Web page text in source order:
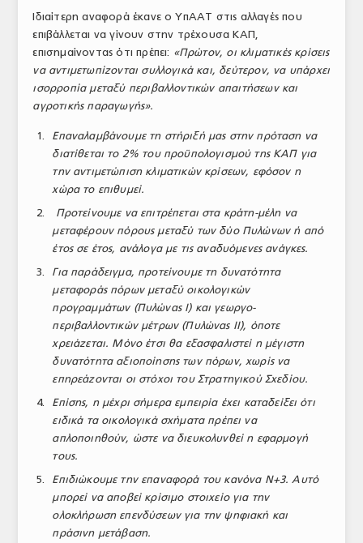
Ιδιαίτερη αναφορά έκανε ο ΥπΑΑΤ στις αλλαγές που
επιβάλλεται να γίνουν στην τρέχουσα ΚΑΠ,
επισημαίνοντας ότι πρέπει: «Πρώτον, οι κλιματικές κρίσεις
να αντιμετωπίζονται συλλογικά και, δεύτερον, να υπάρχει
ισορροπία μεταξύ περιβαλλοντικών απαιτήσεων και
αγροτικής παραγωγής».
Επαναλαμβάνουμε τη στήριξή μας στην πρόταση να
διατίθεται το 2% του προϋπολογισμού της ΚΑΠ για
την αντιμετώπιση κλιματικών κρίσεων, εφόσον η
χώρα το επιθυμεί.
Προτείνουμε να επιτρέπεται στα κράτη-μέλη να
μεταφέρουν πόρους μεταξύ των δύο Πυλώνων ή από
έτος σε έτος, ανάλογα με τις αναδυόμενες ανάγκες.
Για παράδειγμα, προτείνουμε τη δυνατότητα
μεταφοράς πόρων μεταξύ οικολογικών
προγραμμάτων (Πυλώνας Ι) και γεωργο-
περιβαλλοντικών μέτρων (Πυλώνας ΙΙ), όποτε
χρειάζεται. Μόνο έτσι θα εξασφαλιστεί η μέγιστη
δυνατότητα αξιοποίησης των πόρων, χωρίς να
επηρεάζονται οι στόχοι του Στρατηγικού Σχεδίου.
Επίσης, η μέχρι σήμερα εμπειρία έχει καταδείξει ότι
ειδικά τα οικολογικά σχήματα πρέπει να
απλοποιηθούν, ώστε να διευκολυνθεί η εφαρμογή
τους.
Επιδιώκουμε την επαναφορά του κανόνα Ν+3. Αυτό
μπορεί να αποβεί κρίσιμο στοιχείο για την
ολοκλήρωση επενδύσεων για την ψηφιακή και
πράσινη μετάβαση.